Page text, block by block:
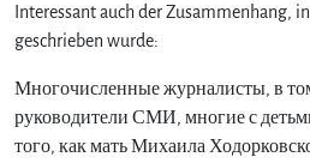
Interessant auch der Zusammenhang,
geschrieben wurde:
Многочисленные журналисты, в
руководители СМИ, многие с
того, как мать Михаила